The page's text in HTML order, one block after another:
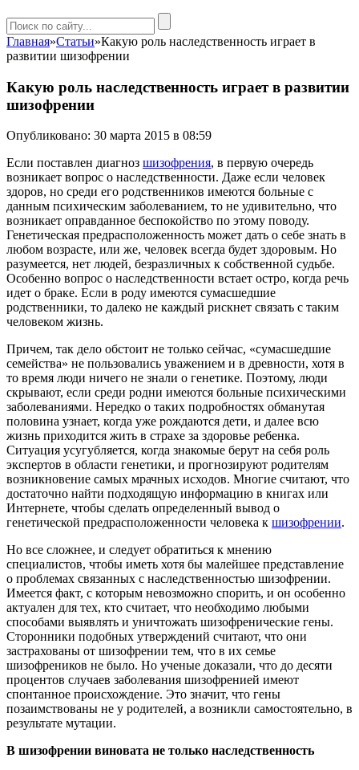
Главная»Статьи»Какую роль наследственность играет в
развитии шизофрении
Какую роль наследственность играет в развитии
шизофрении
Опубликовано: 30 марта 2015 в 08:59
Если поставлен диагноз шизофрения, в первую очередь
возникает вопрос о наследственности. Даже если человек
здоров, но среди его родственников имеются больные с
данным психическим заболеванием, то не удивительно, что
возникает оправданное беспокойство по этому поводу.
Генетическая предрасположенность может дать о себе знать в
любом возрасте, или же, человек всегда будет здоровым. Но
разумеется, нет людей, безразличных к собственной судьбе.
Особенно вопрос о наследственности встает остро, когда речь
идет о браке. Если в роду имеются сумасшедшие
родственники, то далеко не каждый рискнет связать с таким
человеком жизнь.
Причем, так дело обстоит не только сейчас, «сумасшедшие
семейства» не пользовались уважением и в древности, хотя в
то время люди ничего не знали о генетике. Поэтому, люди
скрывают, если среди родни имеются больные психическими
заболеваниями. Нередко о таких подробностях обманутая
половина узнает, когда уже рождаются дети, и далее всю
жизнь приходится жить в страхе за здоровье ребенка.
Ситуация усугубляется, когда знакомые берут на себя роль
экспертов в области генетики, и прогнозируют родителям
возникновение самых мрачных исходов. Многие считают, что
достаточно найти подходящую информацию в книгах или
Интернете, чтобы сделать определенный вывод о
генетической предрасположенности человека к шизофрении.
Но все сложнее, и следует обратиться к мнению
специалистов, чтобы иметь хотя бы малейшее представление
о проблемах связанных с наследственностью шизофрении.
Имеется факт, с которым невозможно спорить, и он особенно
актуален для тех, кто считает, что необходимо любыми
способами выявлять и уничтожать шизофренические гены.
Сторонники подобных утверждений считают, что они
застрахованы от шизофрении тем, что в их семье
шизофреников не было. Но ученые доказали, что до десяти
процентов случаев заболевания шизофренией имеют
спонтанное происхождение. Это значит, что гены
позаимствованы не у родителей, а возникли самостоятельно, в
результате мутации.
В шизофрении виновата не только наследственность